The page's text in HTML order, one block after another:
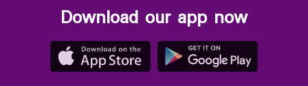
Download our app now